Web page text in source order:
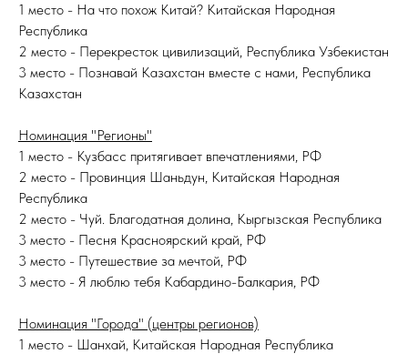
1 место - На что похож Китай? Китайская Народная
Республика
2 место - Перекресток цивилизаций, Республика Узбекистан
3 место - Познавай Казахстан вместе с нами, Республика
Казахстан
Номинация "Регионы"
1 место - Кузбасс притягивает впечатлениями, РФ
2 место - Провинция Шаньдун, Китайская Народная
Республика
2 место - Чуй. Благодатная долина, Кыргызская Республика
3 место - Песня Красноярский край, РФ
3 место - Путешествие за мечтой, РФ
3 место - Я люблю тебя Кабардино-Балкария, РФ
Номинация "Города" (центры регионов)
1 место - Шанхай, Китайская Народная Республика